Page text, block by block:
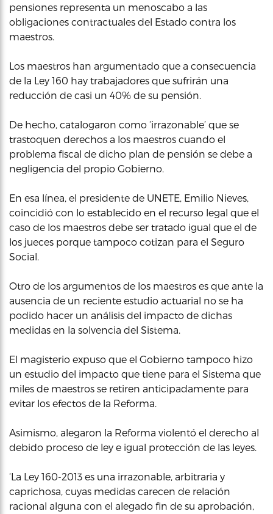
pensiones representa un menoscabo a las
obligaciones contractuales del Estado contra los
maestros.
Los maestros han argumentado que a consecuencia
de la Ley 160 hay trabajadores que sufrirán una
reducción de casi un 40% de su pensión.
De hecho, catalogaron como ‘irrazonable’ que se
trastoquen derechos a los maestros cuando el
problema fiscal de dicho plan de pensión se debe a
negligencia del propio Gobierno.
En esa línea, el presidente de UNETE, Emilio Nieves,
coincidió con lo establecido en el recurso legal que el
caso de los maestros debe ser tratado igual que el de
los jueces porque tampoco cotizan para el Seguro
Social.
Otro de los argumentos de los maestros es que ante la
ausencia de un reciente estudio actuarial no se ha
podido hacer un análisis del impacto de dichas
medidas en la solvencia del Sistema.
El magisterio expuso que el Gobierno tampoco hizo
un estudio del impacto que tiene para el Sistema que
miles de maestros se retiren anticipadamente para
evitar los efectos de la Reforma.
Asimismo, alegaron la Reforma violentó el derecho al
debido proceso de ley e igual protección de las leyes.
‘La Ley 160-2013 es una irrazonable, arbitraria y
caprichosa, cuyas medidas carecen de relación
racional alguna con el alegado fin de su aprobación,